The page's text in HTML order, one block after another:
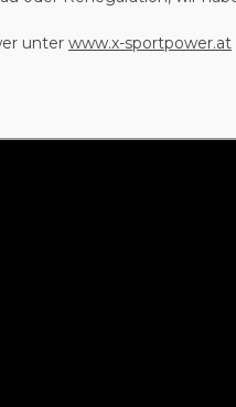
unter www.x-sportpower.at